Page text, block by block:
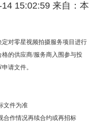
15:02:59 来自：本
对零星视频拍摄服务项目进行
的供应商/服务商入围参与投
请文件。
文件为准
合作情况再续合约或再招标